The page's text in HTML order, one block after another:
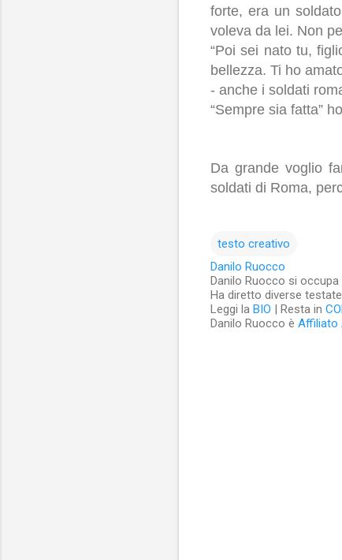
forte, era un
voleva da lei. Non
“Poi sei nato tu,
bellezza. Ti ho
- anche i soldati
“Sempre sia fatta”
Da grande voglio
soldati di Roma,
testo creativo
Danilo Ruocco
Danilo Ruocco si
Ha diretto diverse
Leggi la BIO | Resta in
Danilo Ruocco è Affiliato